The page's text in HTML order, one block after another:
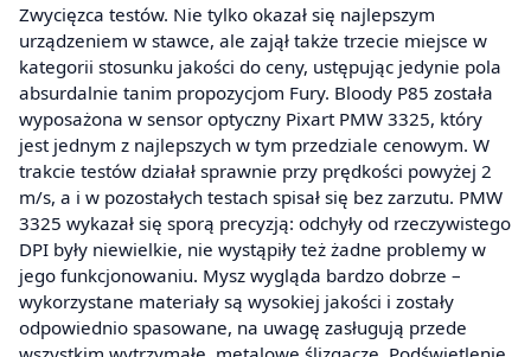
Zwycięzca testów. Nie tylko okazał się najlepszym
urządzeniem w stawce, ale zajął także trzecie miejsce w
kategorii stosunku jakości do ceny, ustępując jedynie pola
absurdalnie tanim propozycjom Fury. Bloody P85 została
wyposażona w sensor optyczny Pixart PMW 3325, który
jest jednym z najlepszych w tym przedziale cenowym. W
trakcie testów działał sprawnie przy prędkości powyżej 2
m/s, a i w pozostałych testach spisał się bez zarzutu. PMW
3325 wykazał się sporą precyzją: odchyły od rzeczywistego
DPI były niewielkie, nie wystąpiły też żadne problemy w
jego funkcjonowaniu. Mysz wygląda bardzo dobrze –
wykorzystane materiały są wysokiej jakości i zostały
odpowiednio spasowane, na uwagę zasługują przede